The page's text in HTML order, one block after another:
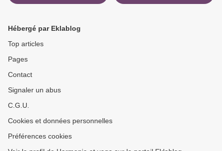
Hébergé par Eklablog
Top articles
Pages
Contact
Signaler un abus
C.G.U.
Cookies et données personnelles
Préférences cookies